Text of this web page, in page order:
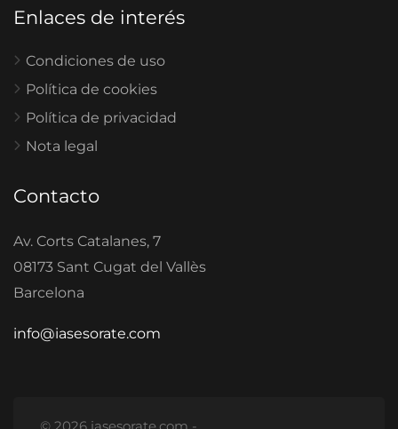
Enlaces de interés
Condiciones de uso
Política de cookies
Política de privacidad
Nota legal
Contacto
Av. Corts Catalanes, 7
08173 Sant Cugat del Vallès
Barcelona
info@iasesorate.com
© 2026 iasesorate.com -